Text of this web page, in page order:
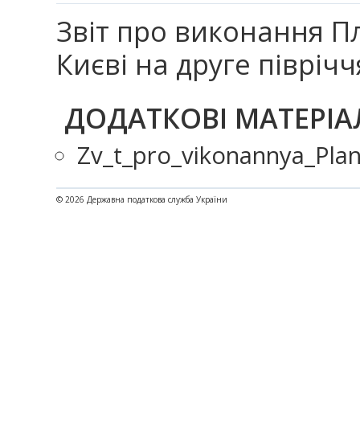
Звіт про виконання
Києві на друге
ДОДАТКОВІ
© 2026 Державна податкова служба України